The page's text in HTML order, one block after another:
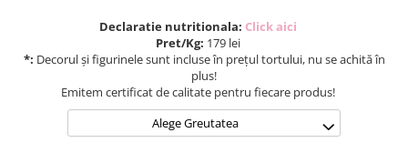
Declaratie nutritionala: Click aici
Pret/Kg: 179 lei
*: Decorul și figurinele sunt incluse în prețul tortului, nu se achită în
plus!
Emitem certificat de calitate pentru fiecare produs!
Alege Greutatea